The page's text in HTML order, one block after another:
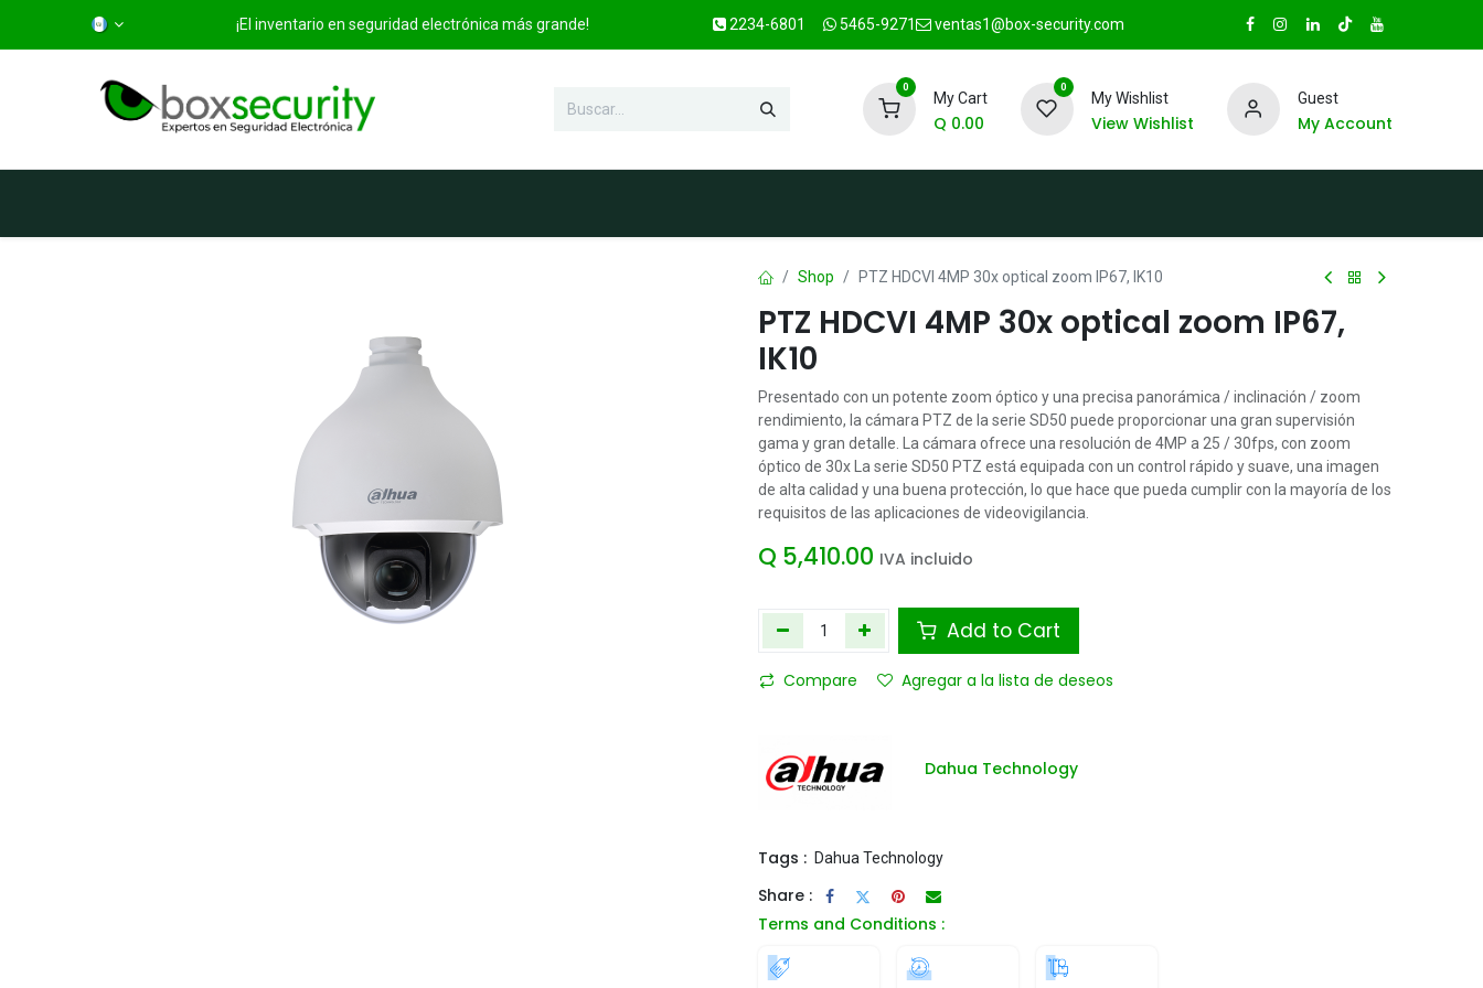
¡El inventario en seguridad electrónica más grande! 2234-6801 5465-9271 ventas1@box-security.com
0
My Cart
Q 0.00
0
My Wishlist
View Wishlist
Guest
My Account
Shop PTZ HDCVI 4MP 30x optical zoom IP67, IK10
PTZ HDCVI 4MP 30x optical zoom IP67,
IK10
Presentado con un potente zoom óptico y una precisa panorámica / inclinación / zoom
rendimiento, la cámara PTZ de la serie SD50 puede proporcionar una gran supervisión
gama y gran detalle. La cámara ofrece una resolución de 4MP a 25 / 30fps, con zoom
óptico de 30x La serie SD50 PTZ está equipada con un control rápido y suave, una imagen
de alta calidad y una buena protección, lo que hace que pueda cumplir con la mayoría de los
requisitos de las aplicaciones de videovigilancia.
Q 5,410.00 IVA incluido
Add to Cart
Compare Agregar a la lista de deseos
Dahua Technology
Tags : Dahua Technology
Share :
Terms and Conditions :